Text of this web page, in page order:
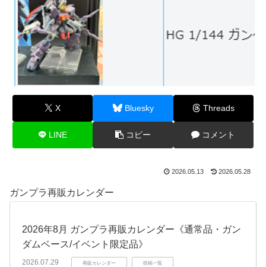
X Bluesky Threads
LINE コピー コメント
2026.05.13 2026.05.28
ガンプラ再販カレンダー
2026年8月 ガンプラ再販カレンダー《通常品・ガン
ダムベース/イベント限定品》
2026.07.29 再販カレンダー 投稿一覧